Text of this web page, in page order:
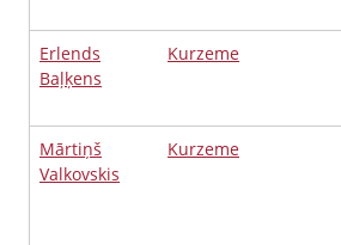
Erlends
Baļķens
Kurzeme
Mārtiņš
Valkovskis
Kurzeme